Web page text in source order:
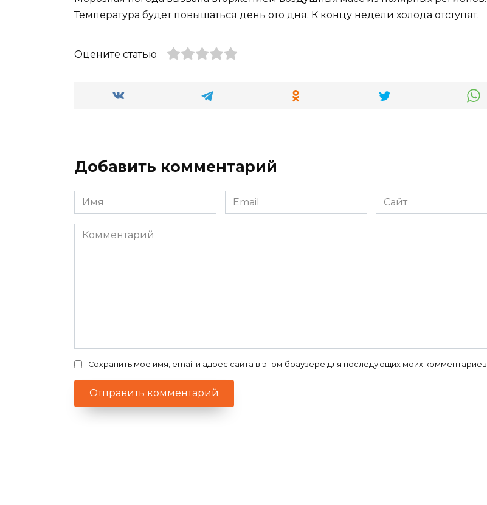
Температура будет повышаться день ото дня. К концу недели холода отступят.
Оцените статью
Добавить комментарий
Имя
*
Email
*
Сайт
Комментарий
Сохранить моё имя, email и адрес сайта в этом браузере для последующих моих комментариев.